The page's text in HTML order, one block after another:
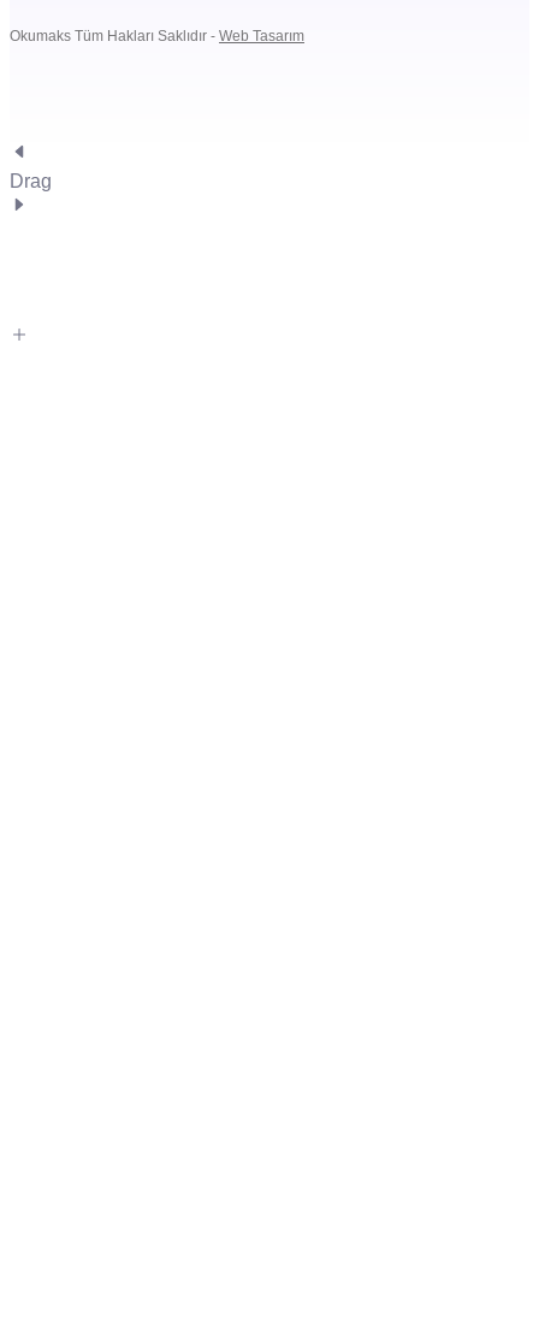
Okumaks Tüm Hakları Saklıdır - Web Tasarım
Drag